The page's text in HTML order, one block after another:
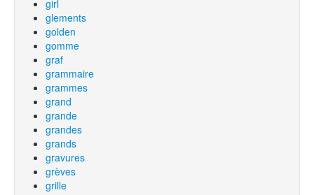
girl
glements
golden
gomme
graf
grammaire
grammes
grand
grande
grandes
grands
gravures
grèves
grille